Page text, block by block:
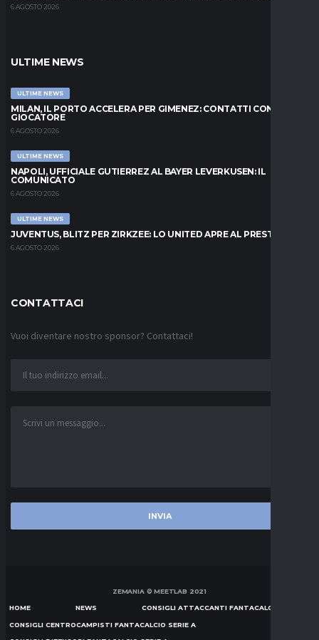
6 AGOSTO 2026
ULTIME NEWS
ULTIME NEWS
MILAN, IL PORTO ACCELERA PER GIMENEZ: CONTATTI CON IL
GIOCATORE
6 AGOSTO 2026
ULTIME NEWS
NAPOLI, UFFICIALE GUTIERREZ AL BAYER LEVERKUSEN: IL
COMUNICATO
6 AGOSTO 2026
ULTIME NEWS
JUVENTUS, BLITZ PER ZIRKZEE: LO UNITED APRE AL PRESTITO
6 AGOSTO 2026
CONTATTACI
Vuoi diventare nostro sponsor? Contattaci!
ZEMANIA © MEETLAB 2021
HOME NEWS CONSIGLI ATTACCANTI FANTACALCIO SERIE A
CONSIGLI CENTROCAMPISTI FANTACALCIO SERIE A